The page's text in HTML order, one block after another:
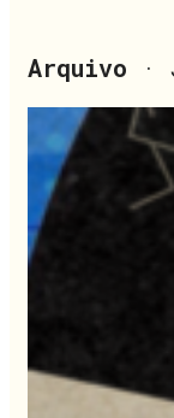
Arquivo ·